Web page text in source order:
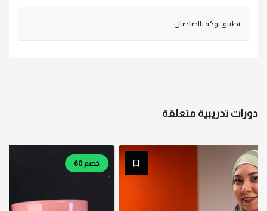
تطبيق توكه بالصلصال
دورات تدريبية متعلقة